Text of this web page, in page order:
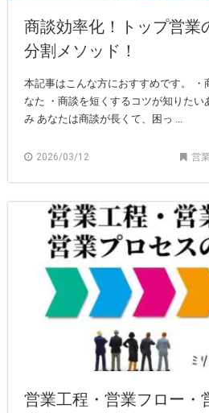
商談効率化！トップ営業
分割メソッド！
本記事はこんな方におすすめです。 ・
なた ・商談を短くするコツが知りたい
み あなたは商談が長くて、困っ ...
2026/03/12 営業
営業工程・営業フロー・